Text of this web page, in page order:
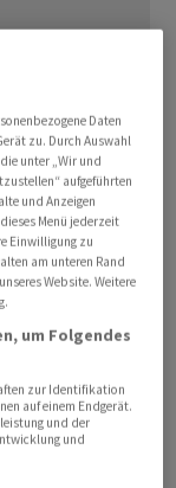
der
nicht
Vautrin
zu bremsen,
sei zudem eine
und für die
mehrfach
Daten
zu. Durch Auswahl
unter „Wir und
aufgeführten
und Anzeigen
Menü jederzeit
Einwilligung zu
am unteren Rand
Website. Weitere
um Folgendes
zur Identifikation
auf einem Endgerät.
und der
und